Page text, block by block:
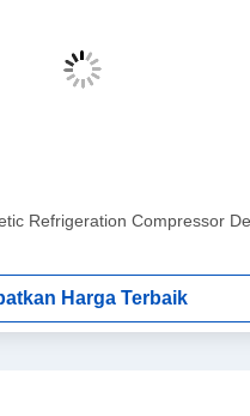
Refrigeration Compressor
Harga Terbaik